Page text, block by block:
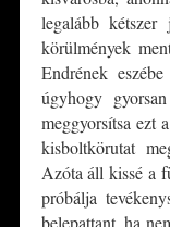
legalább
körülmények
Endrének
úgyhogy
meggyorsítsa ezt
kisboltkörutat
Azóta áll kissé a
próbálja
belepattant, ha